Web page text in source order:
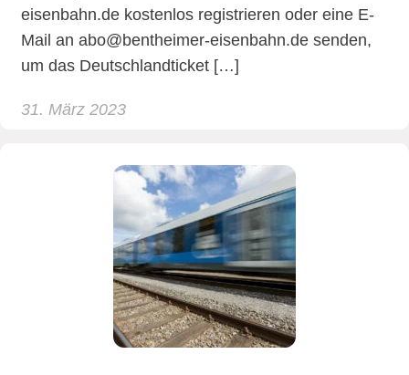
eisenbahn.de kostenlos registrieren oder eine E-
Mail an abo@bentheimer-eisenbahn.de senden,
um das Deutschlandticket […]
31. März 2023